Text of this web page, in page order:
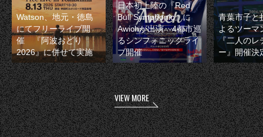
Watson、地元・徳島
にてフリーライブ開
催 『阿波おどり
2026』に併せて実施
日本初上陸の『Red
Bull Symphonic』に
Awichが出演 4都市巡
るシンフォニックライ
ブ開催
青葉市子と
よるツーマ
『二人のレ
ー』開催決
VIEW MORE